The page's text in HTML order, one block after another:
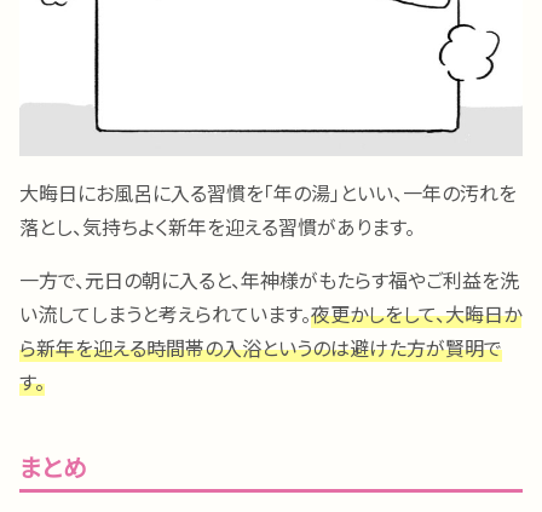
大晦日にお風呂に入る習慣を「年の湯」といい、一年の汚れを
落とし、気持ちよく新年を迎える習慣があります。
一方で、元日の朝に入ると、年神様がもたらす福やご利益を洗
い流してしまうと考えられています。夜更かしをして、大晦日か
ら新年を迎える時間帯の入浴というのは避けた方が賢明で
す。
まとめ